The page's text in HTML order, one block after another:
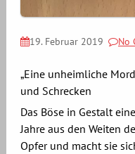
19. Februar 2019 No
„Eine unheimliche
und Schrecken
Das Böse in Gestalt
Jahre aus den Weiten
Opfer und macht sie